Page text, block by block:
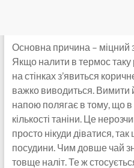
Основна причина – міцний
Якщо налити в термос таку
на стінках з’явиться
важко виводиться. Вимити
напою полягає в тому, що в
кількості таніни. Це
просто нікуди діватися,
посудини. Чим довше чай
товще наліт. Те ж